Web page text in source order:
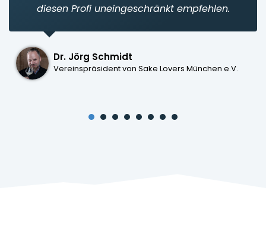
diesen Profi uneingeschränkt empfehlen.
Dr. Jörg Schmidt
Vereinspräsident von Sake Lovers München e.V.